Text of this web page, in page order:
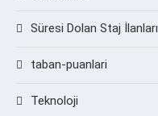
Süresi Dolan Staj İlanları
taban-puanlari
Teknoloji